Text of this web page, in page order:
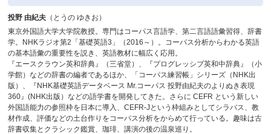
投野 由紀夫 （とうの ゆきお）
東京外国語大学大学院教授。専門はコーパス言語学、第二言語語彙習得、辞書
学。NHKラジオ第2「基礎英語3」（2016～）。コーパス分析からわかる英語
の基本語彙の重要性を説き、英語教材に幅広く応用。
『エースクラウン英和辞典』（三省堂）、『プログレッシブ英和中辞典』（小
学館）などの辞書の編者であるほか、「コーパス練習帳」シリーズ（NHK出
版）、『NHK基礎英語データベース Mr.コーパス 投野由紀夫のよりぬき表現
360』(NHK出版）などの語学書を開発してきた。さらに CEFR という新しい
外国語能力の参照枠を日本に導入、CEFR-Jという枠組みとしてシラバス、教
材作成、評価などの土台作りをコーパス分析をからめて行っている。趣味は古
辞書収集とクラシック鑑賞、珈琲、講演の後の温泉巡り。